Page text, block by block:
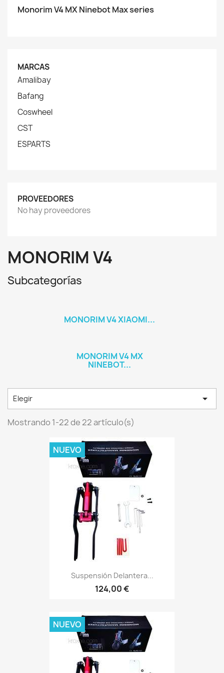
Monorim V4 MX Ninebot Max series
MARCAS
Amalibay
Bafang
Coswheel
CST
ESPARTS
PROVEEDORES
No hay proveedores
MONORIM V4
Subcategorías
MONORIM V4 XIAOMI...
MONORIM V4 MX
NINEBOT...
Elegir 
Mostrando 1-22 de 22 artículo(s)
Suspensión Delantera...
124,00 €
NUEVO
NUEVO